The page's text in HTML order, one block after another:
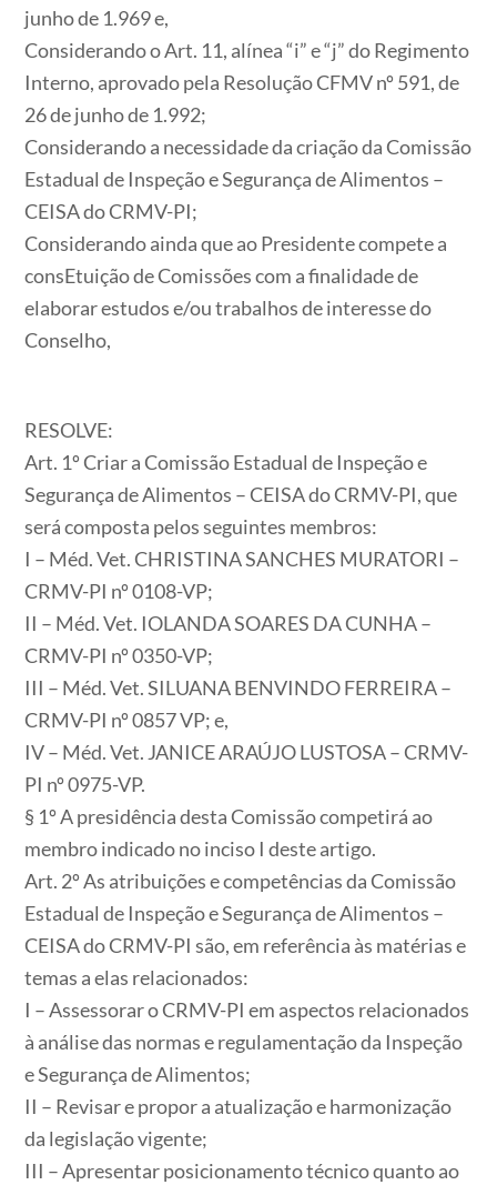
junho de 1.969 e,
Considerando o Art. 11, alínea “i” e “j” do Regimento
Interno, aprovado pela Resolução CFMV nº 591, de
26 de junho de 1.992;
Considerando a necessidade da criação da Comissão
Estadual de Inspeção e Segurança de Alimentos –
CEISA do CRMV-PI;
Considerando ainda que ao Presidente compete a
consEtuição de Comissões com a finalidade de
elaborar estudos e/ou trabalhos de interesse do
Conselho,
RESOLVE:
Art. 1º Criar a Comissão Estadual de Inspeção e
Segurança de Alimentos – CEISA do CRMV-PI, que
será composta pelos seguintes membros:
I – Méd. Vet. CHRISTINA SANCHES MURATORI –
CRMV-PI nº 0108-VP;
II – Méd. Vet. IOLANDA SOARES DA CUNHA –
CRMV-PI nº 0350-VP;
III – Méd. Vet. SILUANA BENVINDO FERREIRA –
CRMV-PI nº 0857 VP; e,
IV – Méd. Vet. JANICE ARAÚJO LUSTOSA – CRMV-
PI nº 0975-VP.
§ 1º A presidência desta Comissão competirá ao
membro indicado no inciso I deste artigo.
Art. 2º As atribuições e competências da Comissão
Estadual de Inspeção e Segurança de Alimentos –
CEISA do CRMV-PI são, em referência às matérias e
temas a elas relacionados:
I – Assessorar o CRMV-PI em aspectos relacionados
à análise das normas e regulamentação da Inspeção
e Segurança de Alimentos;
II – Revisar e propor a atualização e harmonização
da legislação vigente;
III – Apresentar posicionamento técnico quanto ao